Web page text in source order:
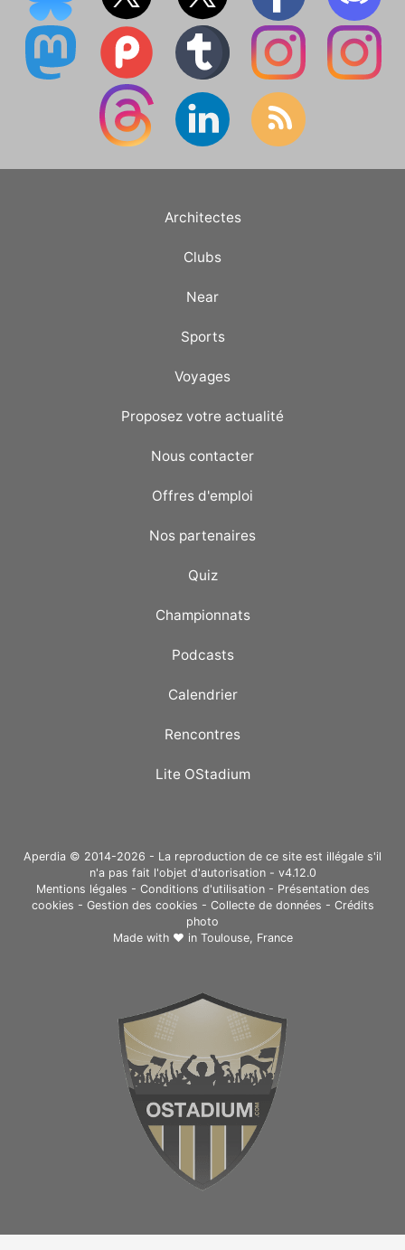
Architectes
Clubs
Near
Sports
Voyages
Proposez votre actualité
Nous contacter
Offres d'emploi
Nos partenaires
Quiz
Championnats
Podcasts
Calendrier
Rencontres
Lite OStadium
Aperdia © 2014-2026 - La reproduction de ce site est illégale s'il
n'a pas fait l'objet d'autorisation - v4.12.0
Mentions légales - Conditions d'utilisation- Présentation des
cookies - Gestion des cookies - Collecte de données - Crédits
photo
Made with ❤ in Toulouse, France